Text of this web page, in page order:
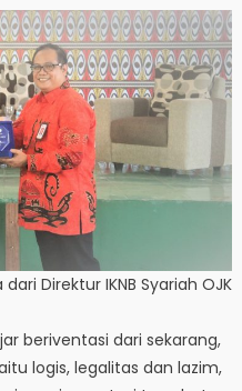
Direktur IKNB Syariah OJK
beriventasi dari sekarang,
logis, legalitas dan lazim,